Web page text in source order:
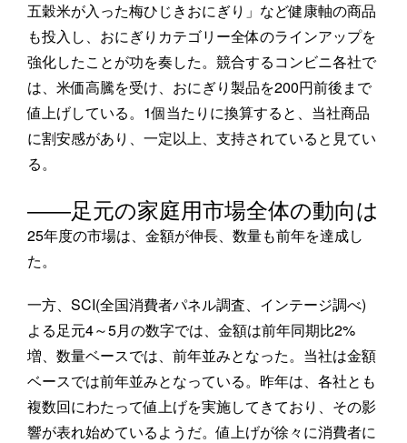
五穀米が入った梅ひじきおにぎり」など健康軸の商品
も投入し、おにぎりカテゴリー全体のラインアップを
強化したことが功を奏した。競合するコンビニ各社で
は、米価高騰を受け、おにぎり製品を200円前後まで
値上げしている。1個当たりに換算すると、当社商品
に割安感があり、一定以上、支持されていると見てい
る。
――足元の家庭用市場全体の動向は
25年度の市場は、金額が伸長、数量も前年を達成し
た。
一方、SCI(全国消費者パネル調査、インテージ調べ)
よる足元4～5月の数字では、金額は前年同期比2%
増、数量ベースでは、前年並みとなった。当社は金額
ベースでは前年並みとなっている。昨年は、各社とも
複数回にわたって値上げを実施してきており、その影
響が表れ始めているようだ。値上げが徐々に消費者に